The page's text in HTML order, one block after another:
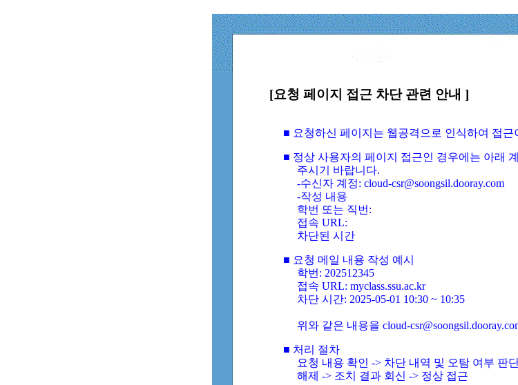
[요청 페이지 접근 차단 관련 안내 ]
■ 요청하신 페이지는 웹공격으로 인식하여 접근
■ 정상 사용자의 페이지 접근인 경우에는 아래
주시기 바랍니다.
-수신자 계정: cloud-csr@soongsil.dooray.com
-작성 내용
학번 또는 직번:
접속 URL:
차단된 시간
■ 요청 메일 내용 작성 예시
학번: 202512345
접속 URL: myclass.ssu.ac.kr
차단 시간: 2025-05-01 10:30 ~ 10:35
위와 같은 내용을 cloud-
■ 처리 절차
요청 내용 확인 -> 차단 내역 및 오탐 여부 판
해제 -> 조치 결과 회신 -> 정상 접근